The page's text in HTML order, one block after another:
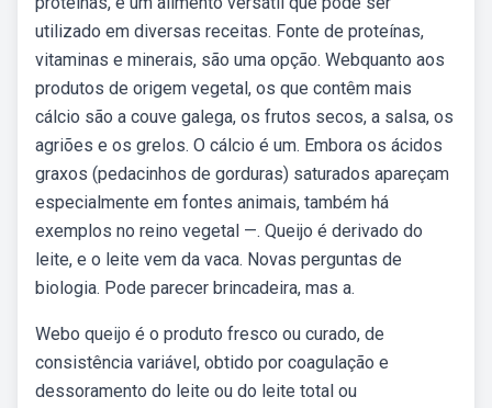
utilizado em diversas receitas. Fonte de proteínas,
vitaminas e minerais, são uma opção. Webquanto aos
produtos de origem vegetal, os que contêm mais
cálcio são a couve galega, os frutos secos, a salsa, os
agriões e os grelos. O cálcio é um. Embora os ácidos
graxos (pedacinhos de gorduras) saturados apareçam
especialmente em fontes animais, também há
exemplos no reino vegetal —. Queijo é derivado do
leite, e o leite vem da vaca. Novas perguntas de
biologia. Pode parecer brincadeira, mas a.
Webo queijo é o produto fresco ou curado, de
consistência variável, obtido por coagulação e
dessoramento do leite ou do leite total ou